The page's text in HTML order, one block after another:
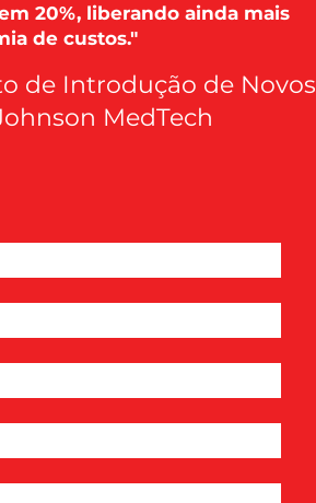
20%, liberando ainda mais
de custos."
de Introdução de Novos
MedTech